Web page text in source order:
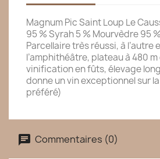
Magnum Pic Saint Loup Le
95 % Syrah 5 % Mourvèdre 95
Parcellaire très réussi, à l’autre
l’amphithéâtre, plateau à 480 m
vinification en fûts, élevage
donne un vin exceptionnel sur
préféré)
Commentaires (0)